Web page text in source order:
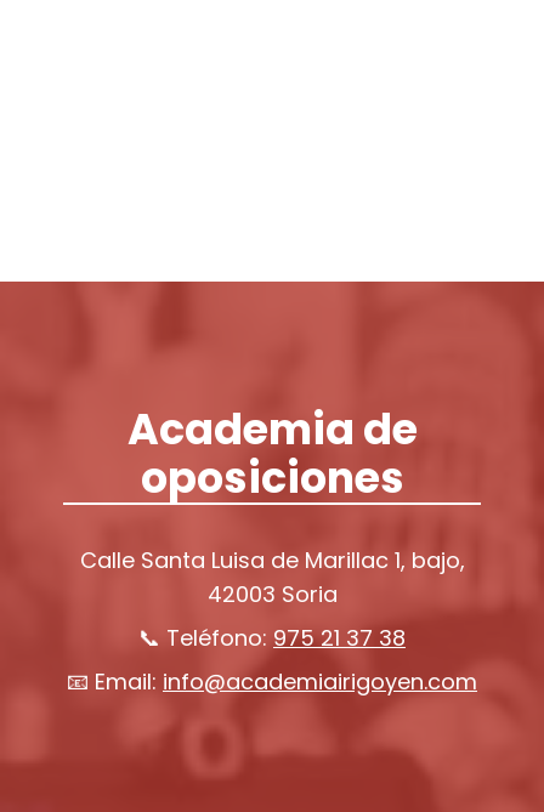
Academia de
oposiciones
Calle Santa Luisa de Marillac 1, bajo,
42003 Soria
📞 Teléfono: 975 21 37 38
📧 Email: info@academiairigoyen.com